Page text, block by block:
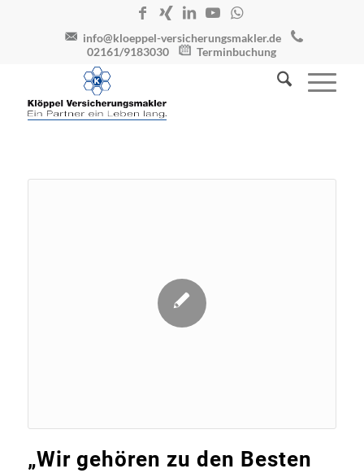
info@kloeppel-versicherungsmakler.de
02161/9183030
Terminbuchung
„Wir gehören zu den Besten